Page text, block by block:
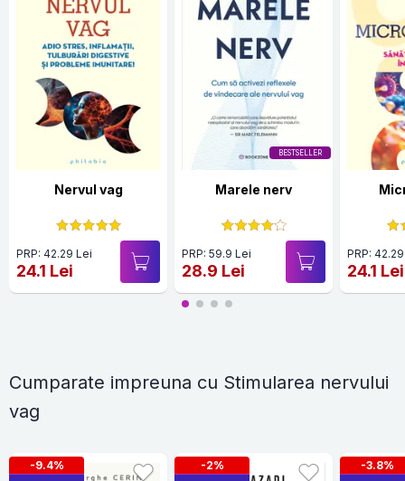
Nervul vag
PRP: 42.29 Lei
24.1 Lei
BESTSELLER
Marele nerv
PRP: 59.9 Lei
28.9 Lei
PRP:
24.1 Lei
Cumparate impreuna cu Stimularea nervului
vag
-9.4% -2% -3.8%